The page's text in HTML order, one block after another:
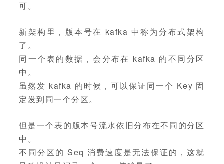
可。
新架构里，版本号在 kafka 中称为分布式架构
了。
同一个表的数据，会分布在 kafka 的不同分区
中。
虽然发 kafka 的时候，可以保证同一个 Key 固
定发到同一个分区。
但是一个表的版本号流水依旧分布在不同的分区
中。
不同分区的 Seq 消费速度是无法保证的，这就